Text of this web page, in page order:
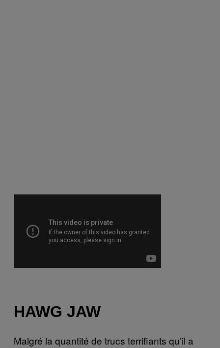
HAWG JAW
Malgré la quantité de trucs terrifiants qu’il a